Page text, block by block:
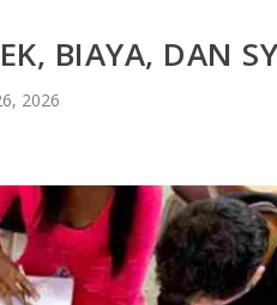
BIAYA, DAN
2026